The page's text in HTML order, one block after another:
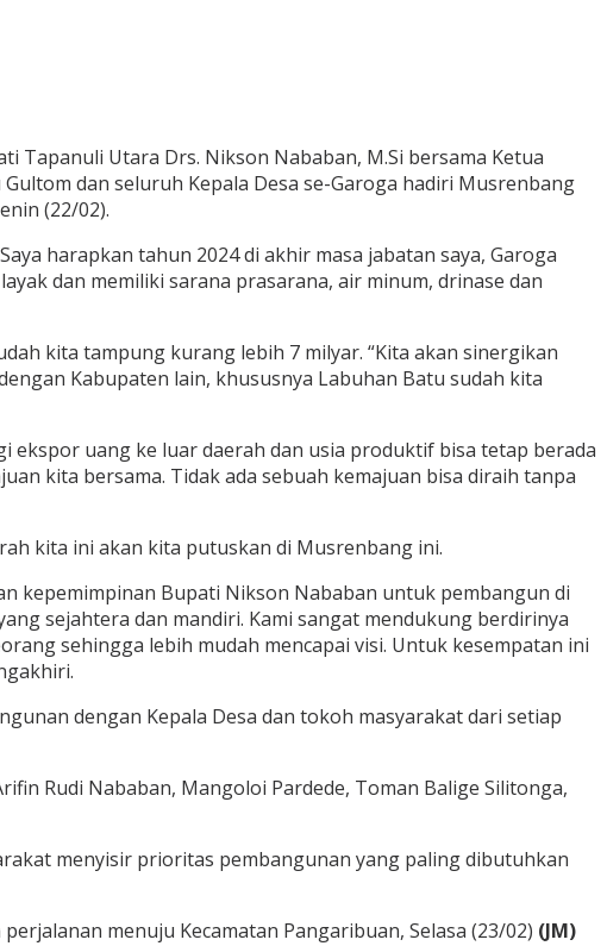
Tapanuli Utara Drs. Nikson Nababan, M.Si bersama Ketua
dan seluruh Kepala Desa se-Garoga hadiri Musrenbang
(22/02).
harapkan tahun 2024 di akhir masa jabatan saya, Garoga
dan memiliki sarana prasarana, air minum, drinase dan
kita tampung kurang lebih 7 milyar. “Kita akan sinergikan
Kabupaten lain, khususnya Labuhan Batu sudah kita
ekspor uang ke luar daerah dan usia produktif bisa tetap berada
kita bersama. Tidak ada sebuah kemajuan bisa diraih tanpa
kita ini akan kita putuskan di Musrenbang ini.
kepemimpinan Bupati Nikson Nababan untuk pembangun di
sejahtera dan mandiri. Kami sangat mendukung berdirinya
sehingga lebih mudah mencapai visi. Untuk kesempatan ini
dengan Kepala Desa dan tokoh masyarakat dari setiap
Rudi Nababan, Mangoloi Pardede, Toman Balige Silitonga,
menyisir prioritas pembangunan yang paling dibutuhkan
menuju Kecamatan Pangaribuan, Selasa (23/02) (JM)